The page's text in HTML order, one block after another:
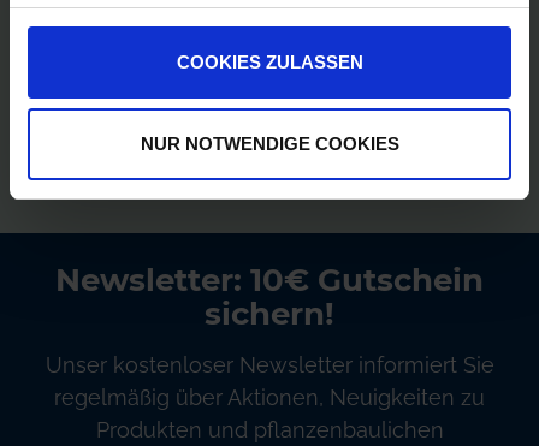
COOKIES ZULASSEN
NUR NOTWENDIGE COOKIES
Versandkostenfrei ab 250€
Erstklassiger Kundenservice
Newsletter: 10€ Gutschein
sichern!
Unser kostenloser Newsletter informiert Sie
regelmäßig über Aktionen, Neuigkeiten zu
Produkten und pflanzenbaulichen